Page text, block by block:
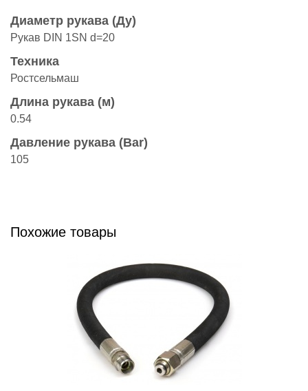
Диаметр рукава (Ду)
Рукав DIN 1SN d=20
Техника
Ростсельмаш
Длина рукава (м)
0.54
Давление рукава (Bar)
105
Похожие товары